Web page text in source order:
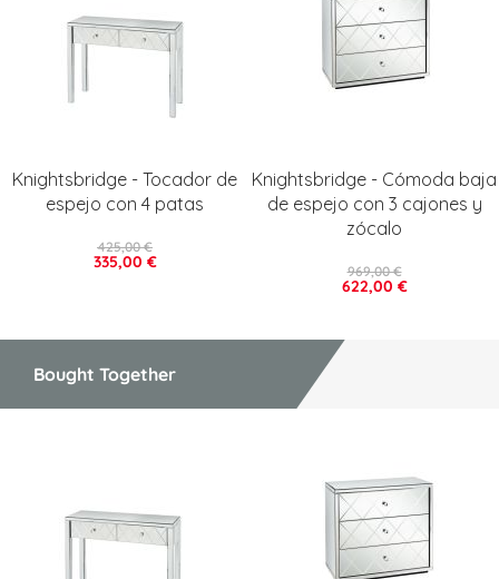
Knightsbridge - Tocador de
espejo con 4 patas
335,00 €
425,00 €
Knightsbridge - Cómoda baja
de espejo con 3 cajones y
zócalo
622,00 €
969,00 €
Bought Together